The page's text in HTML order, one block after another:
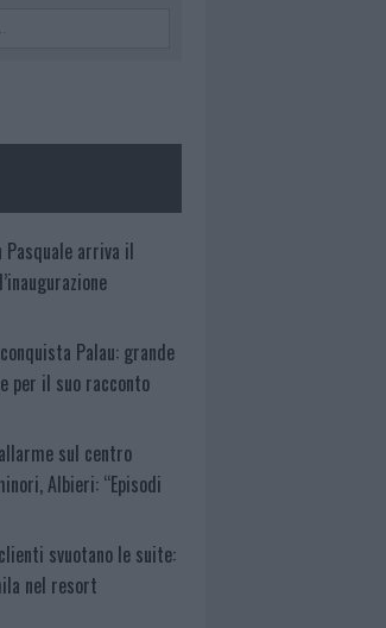
Pasquale arriva il
Palau: grande
per il suo racconto
sul centro
Albieri: “Episodi
svuotano le suite:
nel resort